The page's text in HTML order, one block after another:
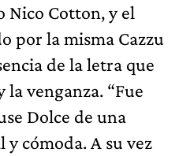
Cotton, y el
por la misma Cazzu
de la letra que
venganza. “Fue
Dolce de una
cómoda. A su vez